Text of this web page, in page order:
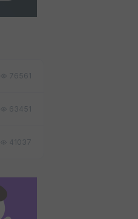
76561
63451
41037